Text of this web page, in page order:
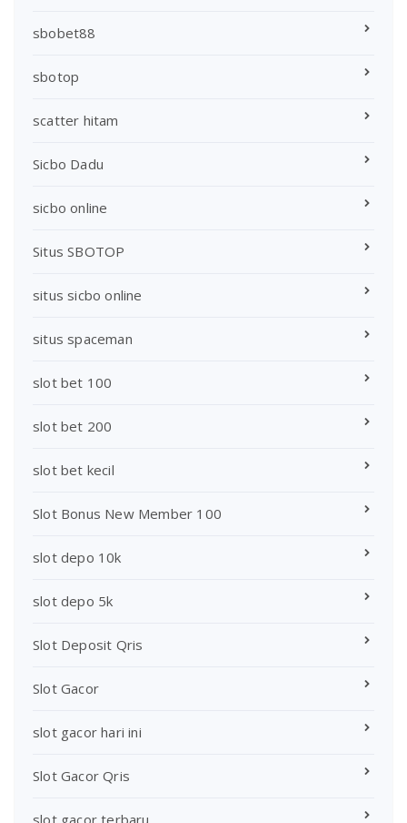
sbobet88
sbotop
scatter hitam
Sicbo Dadu
sicbo online
Situs SBOTOP
situs sicbo online
situs spaceman
slot bet 100
slot bet 200
slot bet kecil
Slot Bonus New Member 100
slot depo 10k
slot depo 5k
Slot Deposit Qris
Slot Gacor
slot gacor hari ini
Slot Gacor Qris
slot gacor terbaru